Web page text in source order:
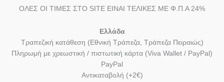
ΟΛΕΣ ΟΙ ΤΙΜΕΣ ΣΤΟ SITE ΕΙΝΑΙ ΤΕΛΙΚΕΣ ΜΕ Φ.Π.Α 24%
Ελλάδα
Τραπεζική κατάθεση (Εθνική Τράπεζα, Τράπεζα Πειραιώς)
Πληρωμή με χρεωστική / πιστωτική κάρτα (Viva Wallet / PayPal)
PayPal
Αντικαταβολή (+2€)